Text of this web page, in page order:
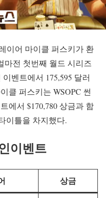
이어 마이클 퍼스키가 환
마전 첫번째 월드 시리즈
벤트에서 175,595 달러
클 퍼스키는 WSOPC 썬
에서 $170,780 상금과 함
이틀을 차지했다.
이벤트
상금